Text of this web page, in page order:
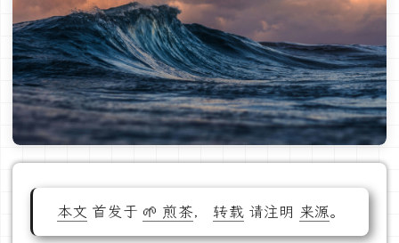
本文 首发于 🌱 煎茶，转载请注明 来源。